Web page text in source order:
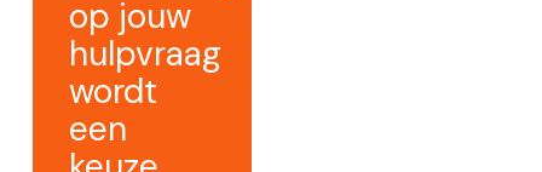
op jouw
hulpvraag
wordt
een